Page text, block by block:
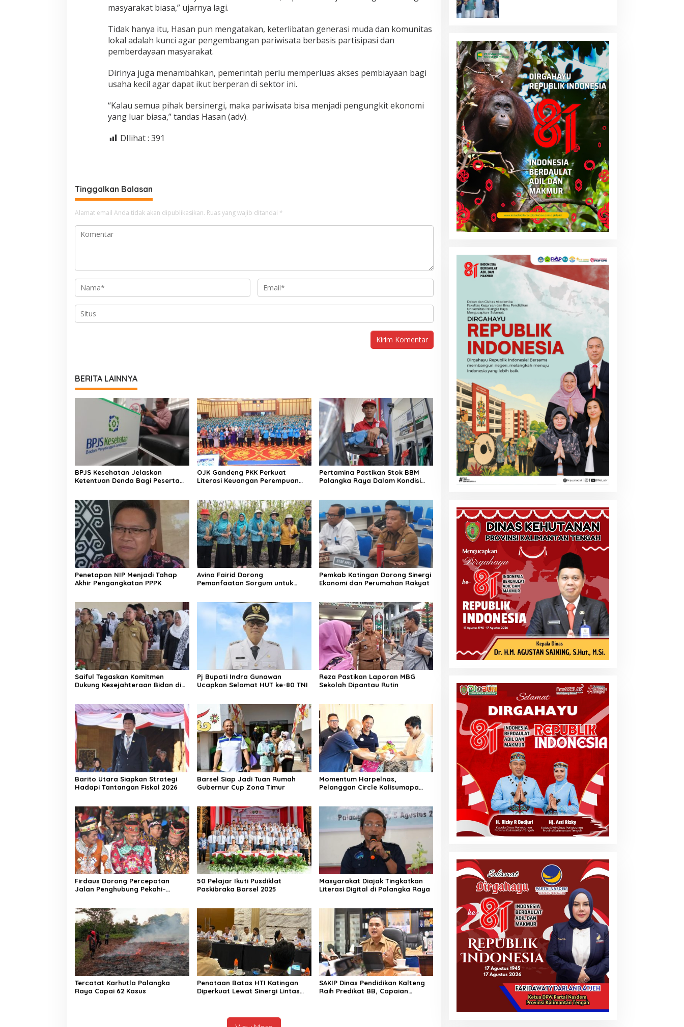
masyarakat biasa,” ujarnya lagi.
Tidak hanya itu, Hasan pun mengatakan, keterlibatan generasi muda dan komunitas
lokal adalah kunci agar pengembangan pariwisata berbasis partisipasi dan
pemberdayaan masyarakat.
Dirinya juga menambahkan, pemerintah perlu memperluas akses pembiayaan bagi
usaha kecil agar dapat ikut berperan di sektor ini.
“Kalau semua pihak bersinergi, maka pariwisata bisa menjadi pengungkit ekonomi
yang luar biasa,” tandas Hasan (adv).
DIlihat : 391
Tinggalkan Balasan
Alamat email Anda tidak akan dipublikasikan. Ruas yang wajib ditandai *
BERITA LAINNYA
BPJS Kesehatan Jelaskan
Ketentuan Denda Bagi Peserta
OJK Gandeng PKK Perkuat
Literasi Keuangan Perempuan
Pertamina Pastikan Stok BBM
Palangka Raya Dalam Kondisi
Penetapan NIP Menjadi Tahap
Akhir Pengangkatan PPPK
Avina Fairid Dorong
Pemanfaatan Sorgum untuk
Pemkab Katingan Dorong Sinergi
Ekonomi dan Perumahan Rakyat
Saiful Tegaskan Komitmen
Dukung Kesejahteraan Bidan di
Pj Bupati Indra Gunawan
Ucapkan Selamat HUT ke-80 TNI
Reza Pastikan Laporan MBG
Sekolah Dipantau Rutin
Barito Utara Siapkan Strategi
Hadapi Tantangan Fiskal 2026
Barsel Siap Jadi Tuan Rumah
Gubernur Cup Zona Timur
Momentum Harpelnas,
Pelanggan Circle Kalisumapa
Firdaus Dorong Percepatan
Jalan Penghubung Pekahi–
50 Pelajar Ikuti Pusdiklat
Paskibraka Barsel 2025
Masyarakat Diajak Tingkatkan
Literasi Digital di Palangka Raya
Tercatat Karhutla Palangka
Raya Capai 62 Kasus
Penataan Batas HTI Katingan
Diperkuat Lewat Sinergi Lintas
SAKIP Dinas Pendidikan Kalteng
Raih Predikat BB, Capaian